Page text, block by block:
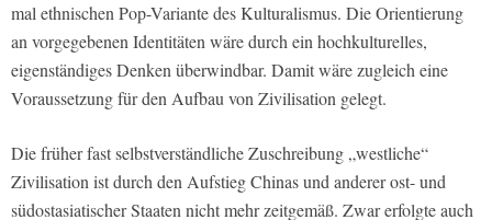
mal ethnischen Pop-Variante des Kulturalismus. Die Orientierung
an vorgegebenen Identitäten wäre durch ein hochkulturelles,
eigenständiges Denken überwindbar. Damit wäre zugleich eine
Voraussetzung für den Aufbau von Zivilisation gelegt.
Die früher fast selbstverständliche Zuschreibung „westliche“
Zivilisation ist durch den Aufstieg Chinas und anderer ost- und
südostasiatischer Staaten nicht mehr zeitgemäß. Zwar erfolgte auch